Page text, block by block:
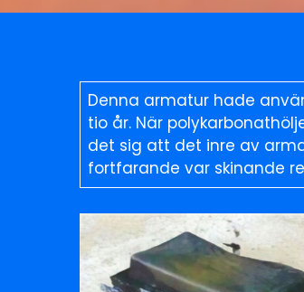
Denna armatur hade
tio år. När
det sig att det inre av
fortfarande var skinande